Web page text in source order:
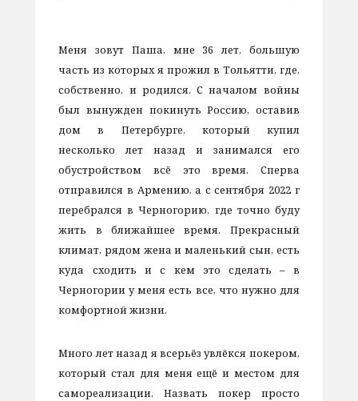
Меня зовут Паша, мне 36 лет, большую
часть из которых я прожил в Тольятти, где,
собственно, и родился. С началом войны
был вынужден покинуть Россию, оставив
дом в Петербурге, который купил
несколько лет назад и занимался его
обустройством всё это время. Сперва
отправился в Армению, а с сентября 2022 г
перебрался в Черногорию, где точно буду
жить в ближайшее время. Прекрасный
климат, рядом жена и маленький сын, есть
куда сходить и с кем это сделать – в
Черногории у меня есть все, что нужно для
комфортной жизни.
Много лет назад я всерьёз увлёкся покером,
который стал для меня ещё и местом для
самореализации. Назвать покер просто